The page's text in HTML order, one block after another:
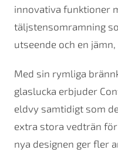
innovativa funktioner
täljstensomramning
utseende och en
Med sin rymliga
glaslucka erbjuder
eldvy samtidigt som
extra stora vedträn
nya designen ger fler